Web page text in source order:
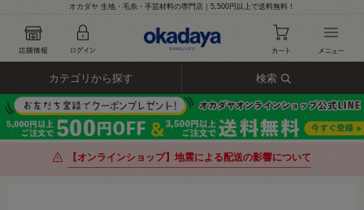
オカダヤ 生地・毛糸・手芸材料の専門店｜5,500円以上で送料無料！
カテゴリから探す 検索
【オンラインショップ】地震による配送の影響について